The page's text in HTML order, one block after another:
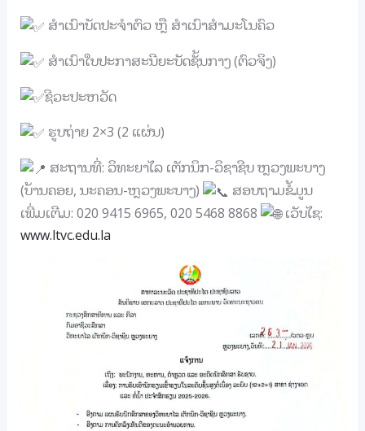
ສຳເນົາບັດປະຈຳຕົວ ຫຼື ສຳເນົາສຳມະໂນຄົວ
ສຳເນົາໃບປະກາສະນີຍະບັດຊັ້ນກາງ (ຕົວຈິງ)
ຊີວະປະຫວັດ
ຮູບຖ່າຍ 2×3 (2 ແຜ່ນ)
ສະຖານທີ່: ວິທະຍາໄລ ເຕັກນິກ-ວິຊາຊີບ ຫຼວງພະບາງ
(ບ້ານຄອຍ, ນະຄອນ-ຫຼວງພະບາງ)
ສອບຖາມຂໍ້ມູນ
ເພີ່ມເຕີມ: 020 9415 6965, 020 5468 8868
ເວັບໄຊ:
www.ltvc.edu.la